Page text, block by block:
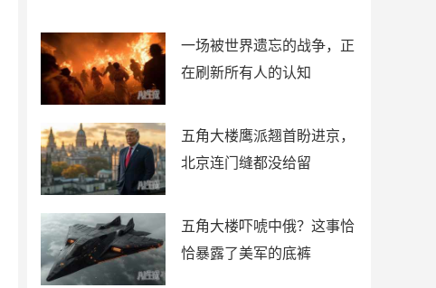
一场被世界遗忘的战争，正
在刷新所有人的认知
五角大楼鹰派翘首盼进京，
北京连门缝都没给留
五角大楼吓唬中俄？这事恰
恰暴露了美军的底裤